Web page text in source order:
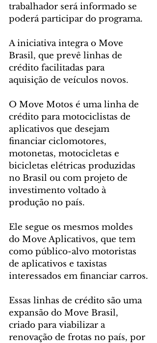
trabalhador será informado se
poderá participar do programa.
A iniciativa integra o Move
Brasil, que prevê linhas de
crédito facilitadas para
aquisição de veículos novos.
O Move Motos é uma linha de
crédito para motociclistas de
aplicativos que desejam
financiar ciclomotores,
motonetas, motocicletas e
bicicletas elétricas produzidas
no Brasil ou com projeto de
investimento voltado à
produção no país.
Ele segue os mesmos moldes
do Move Aplicativos, que tem
como público-alvo motoristas
de aplicativos e taxistas
interessados em financiar carros.
Essas linhas de crédito são uma
expansão do Move Brasil,
criado para viabilizar a
renovação de frotas no país, por